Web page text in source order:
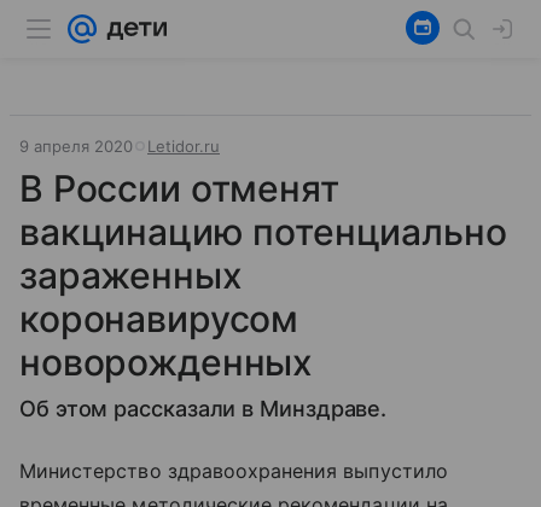
9 апреля 2020 Letidor.ru
В России отменят
вакцинацию потенциально
зараженных
коронавирусом
новорожденных
Об этом рассказали в Минздраве.
Министерство здравоохранения выпустило